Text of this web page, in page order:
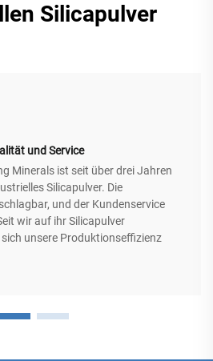
Silicapulver
und Service
Minerals ist seit über drei Jahren
Silicapulver. Die
und der Kundenservice
wir auf ihr Silicapulver
unsere Produktionseffizienz